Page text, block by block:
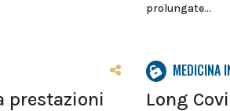
prolungate...
prestazioni
MEDICINA
Long